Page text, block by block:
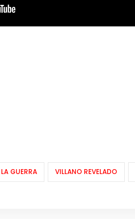
GUERRA VILLANO REVELADO